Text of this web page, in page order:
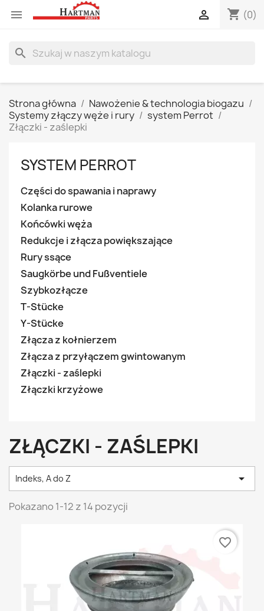
 shopping_cart (0)

search
Strona główna
Nawożenie & technologia biogazu
Systemy złączy węże i rury
system Perrot
Złączki - zaślepki
SYSTEM PERROT
Części do spawania i naprawy
Kolanka rurowe
Końcówki węża
Redukcje i złącza powiększające
Rury ssące
Saugkörbe und Fußventiele
Szybkozłącze
T-Stücke
Y-Stücke
Złącza z kołnierzem
Złącza z przyłączem gwintowanym
Złączki - zaślepki
Złączki krzyżowe
ZŁĄCZKI - ZAŚLEPKI
Indeks, A do Z 
Pokazano 1-12 z 14 pozycji
favorite_border